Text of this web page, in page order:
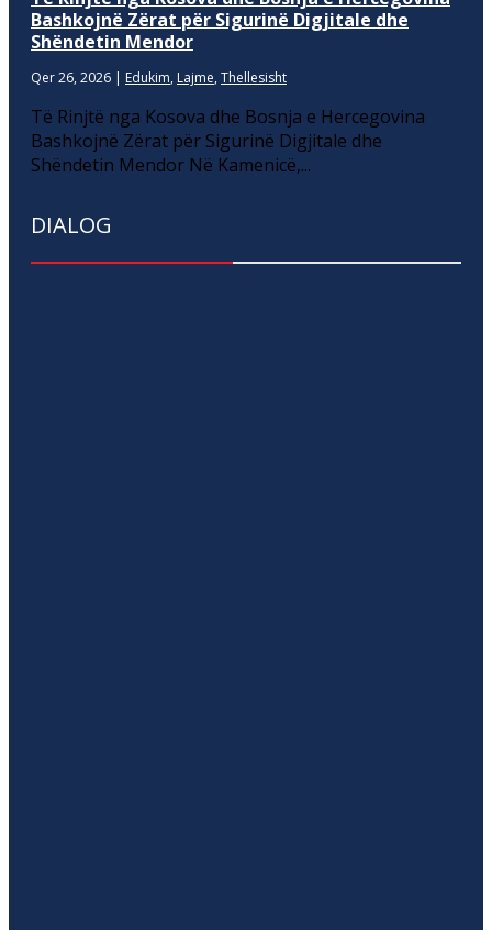
Bashkojnë Zërat për Sigurinë Digjitale dhe
Shëndetin Mendor
Qer 26, 2026 | Edukim, Lajme, Thellesisht
Të Rinjtë nga Kosova dhe Bosnja e Hercegovina
Bashkojnë Zërat për Sigurinë Digjitale dhe
Shëndetin Mendor Në Kamenicë,...
DIALOG